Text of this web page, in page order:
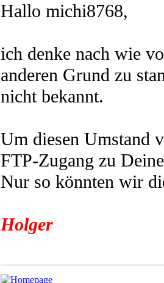
Hallo michi8768,
ich denke nach wie
anderen Grund zu
nicht bekannt.
Um diesen Umstand
FTP-Zugang zu
Nur so könnten wir
Holger